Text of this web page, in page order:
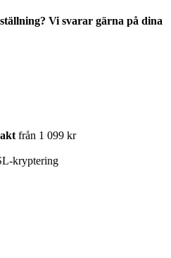
Vi svarar gärna på dina
från 1 099 kr
kryptering